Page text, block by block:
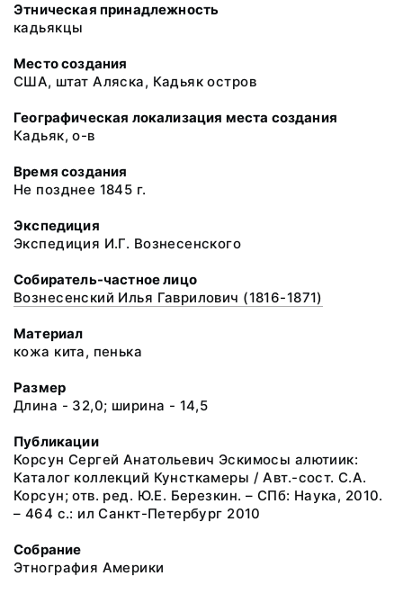
Этническая принадлежность
кадьякцы
Место создания
США, штат Аляска, Кадьяк остров
Географическая локализация места создания
Кадьяк, о-в
Время создания
Не позднее 1845 г.
Экспедиция
Экспедиция И.Г. Вознесенского
Собиратель-частное лицо
Вознесенский Илья Гаврилович (1816-1871)
Материал
кожа кита, пенька
Размер
Длина - 32,0; ширина - 14,5
Публикации
Корсун Сергей Анатольевич Эскимосы алютиик:
Каталог коллекций Кунсткамеры / Авт.-сост. С.А.
Корсун; отв. ред. Ю.Е. Березкин. – СПб: Наука, 2010.
– 464 с.: ил Санкт-Петербург 2010
Собрание
Этнография Америки